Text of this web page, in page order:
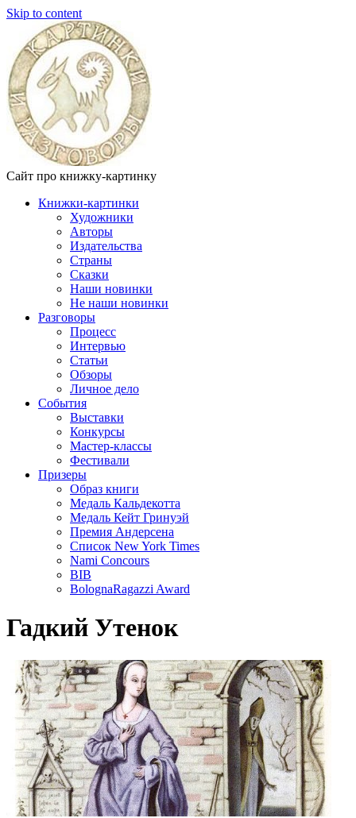
Skip to content
Сайт про книжку-картинку
Книжки-картинки
Художники
Авторы
Издательства
Страны
Сказки
Наши новинки
Не наши новинки
Разговоры
Процесс
Интервью
Статьи
Обзоры
Личное дело
События
Выставки
Конкурсы
Мастер-классы
Фестивали
Призеры
Образ книги
Медаль Кальдекотта
Медаль Кейт Гринуэй
Премия Андерсена
Список New York Times
Nami Concours
BIB
BolognaRagazzi Award
Гадкий Утенок